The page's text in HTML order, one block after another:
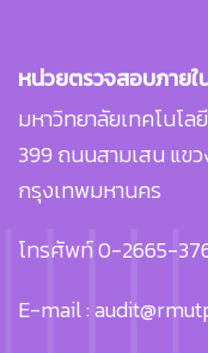
หน่วยตรวจสอบภายใ
มหาวิทยาลัยเทคโนโ
399 ถนนสามเสน แข
กรุงเทพมหานคร
โทรศัพท์ 0-2665-
E-mail :